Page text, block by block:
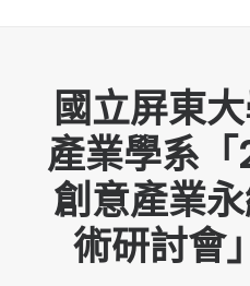
最新消息 NEWS
創藝院簡介
系所導覽
創意科技與藝術跨域學分學程
國立屏東
產業學系
創意產業
術研討會